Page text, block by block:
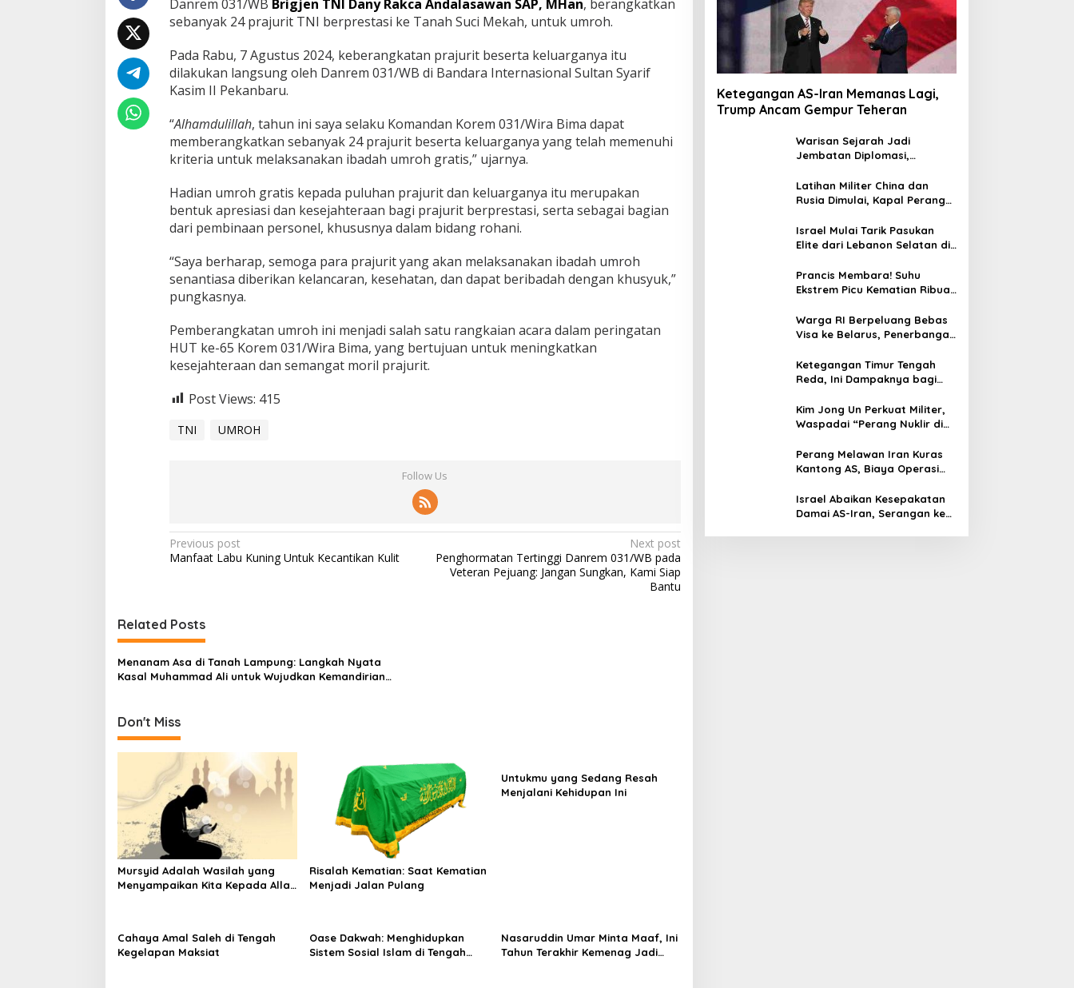
e
m
3
1
W
r
a
B
a
:
I
i
B
e
n
u
k
A
p
e
i
a
P
r
B
e
a
s
i
Danrem 031/WB Brigjen TNI Dany Rakca Andalasawan SAP, MHan, berangkatkan
sebanyak 24 prajurit TNI berprestasi ke Tanah Suci Mekah, untuk umroh.
Pada Rabu, 7 Agustus 2024, keberangkatan prajurit beserta keluarganya itu
dilakukan langsung oleh Danrem 031/WB di Bandara Internasional Sultan Syarif
Kasim II Pekanbaru.
“Alhamdulillah, tahun ini saya selaku Komandan Korem 031/Wira Bima dapat
memberangkatkan sebanyak 24 prajurit beserta keluarganya yang telah memenuhi
kriteria untuk melaksanakan ibadah umroh gratis,” ujarnya.
Hadian umroh gratis kepada puluhan prajurit dan keluarganya itu merupakan
bentuk apresiasi dan kesejahteraan bagi prajurit berprestasi, serta sebagai bagian
dari pembinaan personel, khususnya dalam bidang rohani.
“Saya berharap, semoga para prajurit yang akan melaksanakan ibadah umroh
senantiasa diberikan kelancaran, kesehatan, dan dapat beribadah dengan khusyuk,”
pungkasnya.
Pemberangkatan umroh ini menjadi salah satu rangkaian acara dalam peringatan
HUT ke-65 Korem 031/Wira Bima, yang bertujuan untuk meningkatkan
kesejahteraan dan semangat moril prajurit.
Post Views: 415
TNI UMROH
Follow Us
P
o
t
n
a
v
g
a
t
i
n
Previous post
Manfaat Labu Kuning Untuk Kecantikan Kulit
Next post
Penghormatan Tertinggi Danrem 031/WB pada
Veteran Pejuang: Jangan Sungkan, Kami Siap
Bantu
Related Posts
Menanam Asa di Tanah Lampung: Langkah Nyata
Kasal Muhammad Ali untuk Wujudkan Kemandirian
Don't Miss
Mursyid Adalah Wasilah yang
Menyampaikan Kita Kepada Allah
Risalah Kematian: Saat Kematian
Menjadi Jalan Pulang
Untukmu yang Sedang Resah
Menjalani Kehidupan Ini
Cahaya Amal Saleh di Tengah
Kegelapan Maksiat
Oase Dakwah: Menghidupkan
Sistem Sosial Islam di Tengah
Nasaruddin Umar Minta Maaf, Ini
Tahun Terakhir Kemenag Jadi
Ketegangan AS-Iran Memanas Lagi,
Trump Ancam Gempur Teheran
Warisan Sejarah Jadi
Jembatan Diplomasi,
Konservasi Prambanan
Latihan Militer China dan
Rusia Dimulai, Kapal Perang
Dikerahkan
Israel Mulai Tarik Pasukan
Elite dari Lebanon Selatan di
Hizbullah
Prancis Membara! Suhu
Ekstrem Picu Kematian Ribuan
Warga RI Berpeluang Bebas
Visa ke Belarus, Penerbangan
Ketegangan Timur Tengah
Reda, Ini Dampaknya bagi
Kim Jong Un Perkuat Militer,
Waspadai “Perang Nuklir di
Perang Melawan Iran Kuras
Kantong AS, Biaya Operasi
Israel Abaikan Kesepakatan
Damai AS-Iran, Serangan ke